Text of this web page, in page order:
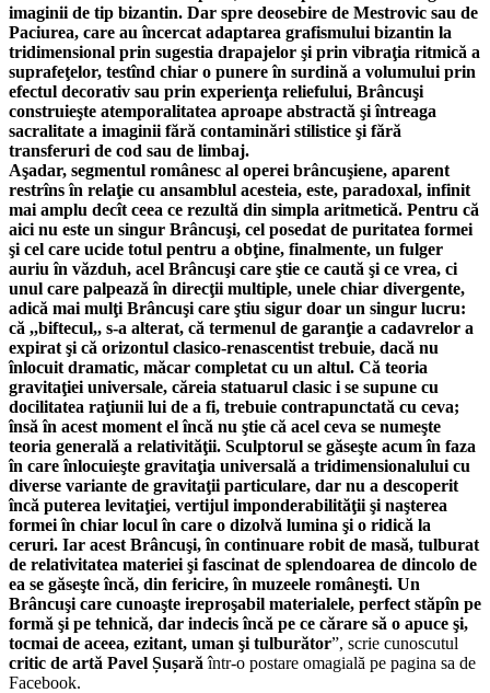
imaginii de tip bizantin. Dar spre deosebire de Mestrovic sau de
Paciurea, care au încercat adaptarea grafismului bizantin la
tridimensional prin sugestia drapajelor şi prin vibraţia ritmică a
suprafeţelor, testînd chiar o punere în surdină a volumului prin
efectul decorativ sau prin experienţa reliefului, Brâncuşi
construieşte atemporalitatea aproape abstractă şi întreaga
sacralitate a imaginii fără contaminări stilistice şi fără
transferuri de cod sau de limbaj.
Aşadar, segmentul românesc al operei brâncuşiene, aparent
restrîns în relaţie cu ansamblul acesteia, este, paradoxal, infinit
mai amplu decît ceea ce rezultă din simpla aritmetică. Pentru că
aici nu este un singur Brâncuşi, cel posedat de puritatea formei
şi cel care ucide totul pentru a obţine, finalmente, un fulger
auriu în văzduh, acel Brâncuşi care ştie ce caută şi ce vrea, ci
unul care palpează în direcţii multiple, unele chiar divergente,
adică mai mulţi Brâncuşi care ştiu sigur doar un singur lucru:
că ,,biftecul,, s-a alterat, că termenul de garanţie a cadavrelor a
expirat şi că orizontul clasico-renascentist trebuie, dacă nu
înlocuit dramatic, măcar completat cu un altul. Că teoria
gravitaţiei universale, căreia statuarul clasic i se supune cu
docilitatea raţiunii lui de a fi, trebuie contrapunctată cu ceva;
însă în acest moment el încă nu ştie că acel ceva se numeşte
teoria generală a relativităţii. Sculptorul se găseşte acum în faza
în care înlocuieşte gravitaţia universală a tridimensionalului cu
diverse variante de gravitaţii particulare, dar nu a descoperit
încă puterea levitaţiei, vertijul imponderabilităţii şi naşterea
formei în chiar locul în care o dizolvă lumina şi o ridică la
ceruri. Iar acest Brâncuşi, în continuare robit de masă, tulburat
de relativitatea materiei şi fascinat de splendoarea de dincolo de
ea se găseşte încă, din fericire, în muzeele româneşti. Un
Brâncuşi care cunoaşte ireproşabil materialele, perfect stăpîn pe
formă şi pe tehnică, dar indecis încă pe ce cărare să o apuce şi,
tocmai de aceea, ezitant, uman şi tulburător”, scrie cunoscutul
critic de artă Pavel Șușară într-o postare omagială pe pagina sa de
Facebook.